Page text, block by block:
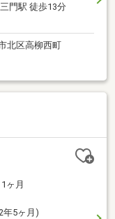
門駅 徒歩13分
北区高柳西町
1ヶ月
年5ヶ月)